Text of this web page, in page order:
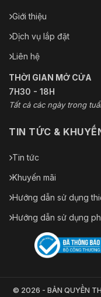
Giới thiệu
Dịch vụ lắp đặt
Liên hệ
THỜI GIAN MỞ CỬA
7H30 - 18H
Tất cả các ngày trong
TIN TỨC &
Tin tức
Khuyến mãi
Hướng dẫn sử dụng
Hướng dẫn sử dụng
© 2026 - BẢN QUYỀN